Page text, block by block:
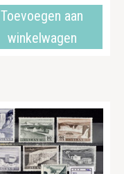
Toevoegen aan
winkelwagen